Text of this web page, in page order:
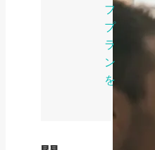
フ
プ
ラ
ン
を